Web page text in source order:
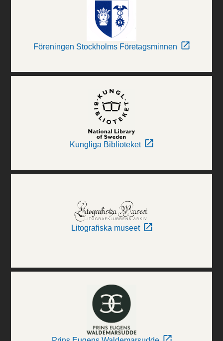
Föreningen Stockholms Företagsminnen
Kungliga Biblioteket
Litografiska museet